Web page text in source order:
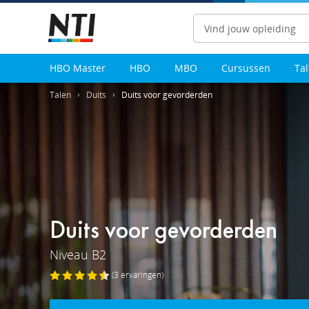
Zoeken
HBO Master HBO MBO Cursussen
Talen Duits Duits voor gevorderden
Duits voor gevorderden
Niveau B2
(3 ervaringen)